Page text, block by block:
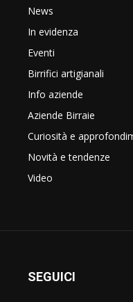
News
In evidenza
Eventi
Birrifici artigianali
Info aziende
Aziende Birraie
Curiosità e
Novità e tendenze
Video
SEGUICI